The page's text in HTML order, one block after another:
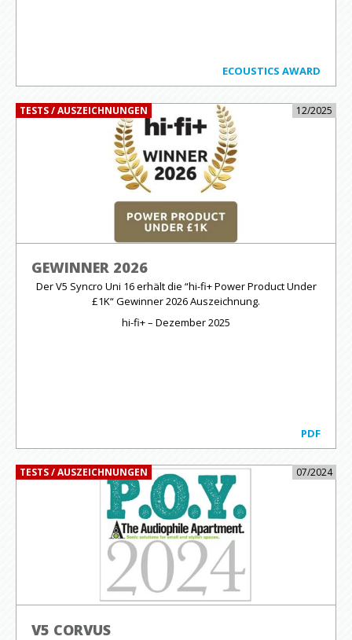
ECOUSTICS AWARD
TESTS / AUSZEICHNUNGEN 12/2025
GEWINNER 2026
Der V5 Syncro Uni 16 erhält die “hi-fi+ Power Product Under
£1K“ Gewinner 2026 Auszeichnung.
hi-fi+ – Dezember 2025
PDF
TESTS / AUSZEICHNUNGEN 07/2024
V5 CORVUS